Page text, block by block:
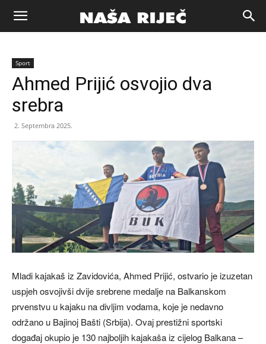
Naša
riječ
Sport
Ahmed Prijić osvojio dva
srebra
2. Septembra 2025.
Mladi kajakaš iz Zavidovića, Ahmed Prijić, ostvario je izuzetan
uspjeh osvojivši dvije srebrene medalje na Balkanskom
prvenstvu u kajaku na divljim vodama, koje je nedavno
održano u Bajinoj Bašti (Srbija). Ovaj prestižni sportski
događaj okupio je 130 najboljih kajakaša iz cijelog Balkana –